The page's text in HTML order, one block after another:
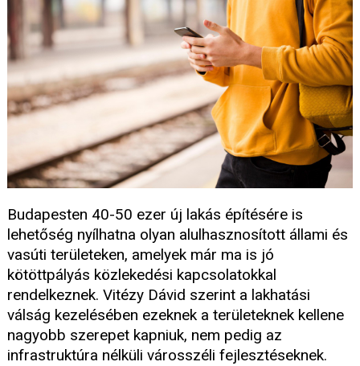
Budapesten 40-50 ezer új lakás építésére is
lehetőség nyílhatna olyan alulhasznosított állami és
vasúti területeken, amelyek már ma is jó
kötöttpályás közlekedési kapcsolatokkal
rendelkeznek. Vitézy Dávid szerint a lakhatási
válság kezelésében ezeknek a területeknek kellene
nagyobb szerepet kapniuk, nem pedig az
infrastruktúra nélküli városszéli fejlesztéseknek.